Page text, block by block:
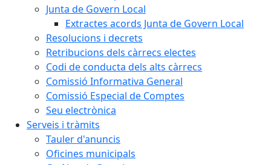
Junta de Govern Local
Extractes acords Junta de Govern Local
Resolucions i decrets
Retribucions dels càrrecs electes
Codi de conducta dels alts càrrecs
Comissió Informativa General
Comissió Especial de Comptes
Seu electrònica
Serveis i tràmits
Tauler d'anuncis
Oficines municipals